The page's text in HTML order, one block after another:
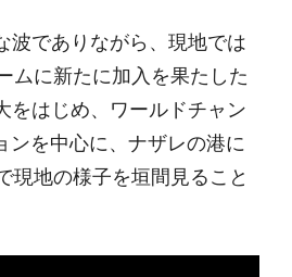
波でありながら、現地では
ムに新たに加入を果たした
をはじめ、ワールドチャン
を中心に、ナザレの港に
現地の様子を垣間見ること